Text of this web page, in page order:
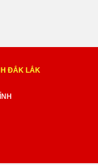
ĐẮK LẮK